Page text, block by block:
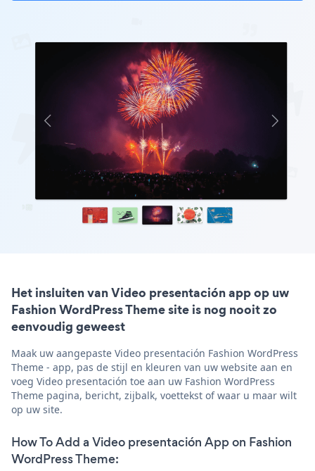
Het insluiten van Video presentación app op uw
Fashion WordPress Theme site is nog nooit zo
eenvoudig geweest
Maak uw aangepaste Video presentación Fashion WordPress
Theme - app, pas de stijl en kleuren van uw website aan en
voeg Video presentación toe aan uw Fashion WordPress
Theme pagina, bericht, zijbalk, voettekst of waar u maar wilt
op uw site.
How To Add a Video presentación App on Fashion
WordPress Theme: